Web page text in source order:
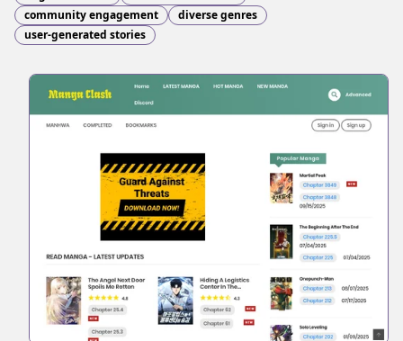
community engagement
diverse genres
user-generated stories